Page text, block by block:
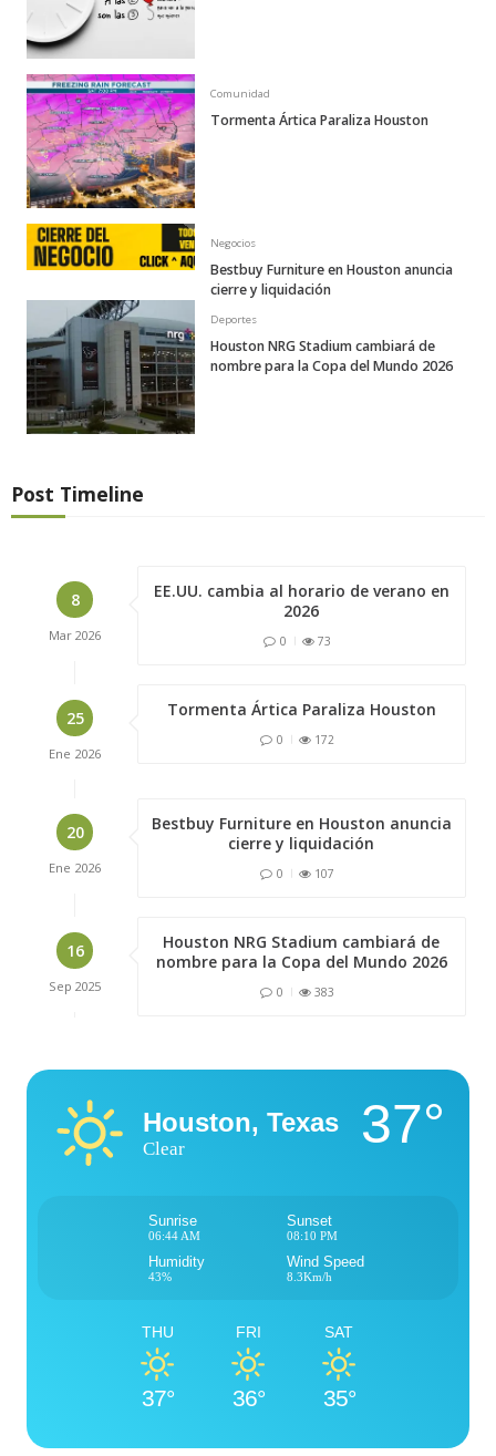
Comunidad
Tormenta Ártica Paraliza Houston
Negocios
Bestbuy Furniture en Houston anuncia
cierre y liquidación
Deportes
Houston NRG Stadium cambiará de
nombre para la Copa del Mundo 2026
Post Timeline
8
Mar 2026
EE.UU. cambia al horario de verano en
2026
0 73
25
Ene 2026
Tormenta Ártica Paraliza Houston
0 172
20
Ene 2026
Bestbuy Furniture en Houston anuncia
cierre y liquidación
0 107
16
Sep 2025
Houston NRG Stadium cambiará de
nombre para la Copa del Mundo 2026
0 383
Houston, Texas
Clear 37°
Sunrise
06:44 AM
Sunset
08:10 PM
Humidity
43%
Wind Speed
8.3Km/h
THU
37°
FRI
36°
SAT
35°